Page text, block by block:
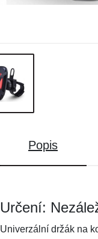
Popis
Určení:
Univerzální držák na